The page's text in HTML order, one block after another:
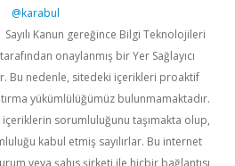
@karabul
Sayılı Kanun gereğince Bilgi Teknolojileri
onaylanmış bir Yer Sağlayıcı
Bu nedenle, sitedeki içerikleri proaktif
yükümlülüğümüz bulunmamaktadır.
içeriklerin sorumluluğunu taşımakta olup,
kabul etmiş sayılırlar. Bu internet
veya şahıs şirketi ile hiçbir bağlantısı